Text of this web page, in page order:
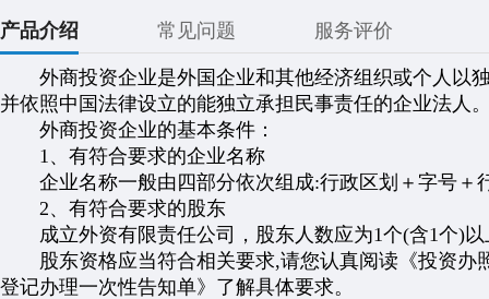
产品介绍 常见问题 服务评价
外商投资企业是外国企业和其他经济组织或个人以
并依照中国法律设立的能独立承担民事责任的企业法人
外商投资企业的基本条件：
1、有符合要求的企业名称
企业名称一般由四部分依次组成:行政区划＋字号＋
2、有符合要求的股东
成立外资有限责任公司，股东人数应为1个(含1个)以
股东资格应当符合相关要求,请您认真阅读《投资办
登记办理一次性告知单》了解具体要求。